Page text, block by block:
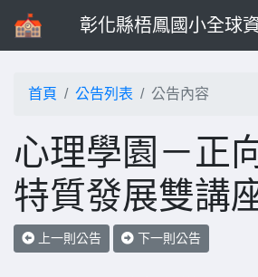
彰化縣梧鳳國小全球
首頁 公告列表 公告內容
心理學園－正
特質發展雙講
上一則公告 下一則公告